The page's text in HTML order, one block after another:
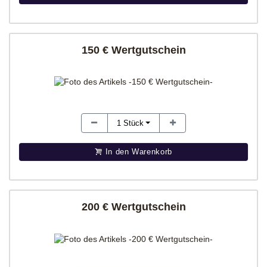
150 € Wertgutschein
1 Stück
In den Warenkorb
200 € Wertgutschein